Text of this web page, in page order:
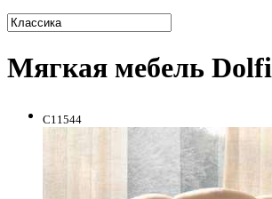
Мягкая мебель Dolfi
C11544